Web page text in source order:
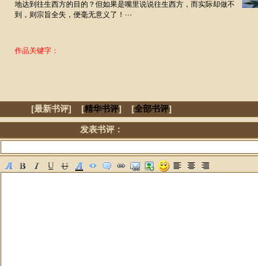
地达到往生西方的目的？但如果是嘴里说说往生西方，而实际却做不
到，则宗旨全失，便毫无意义了！···
作品关键字：
[最新书评] [精华书评] [全部书评]
发表书评：